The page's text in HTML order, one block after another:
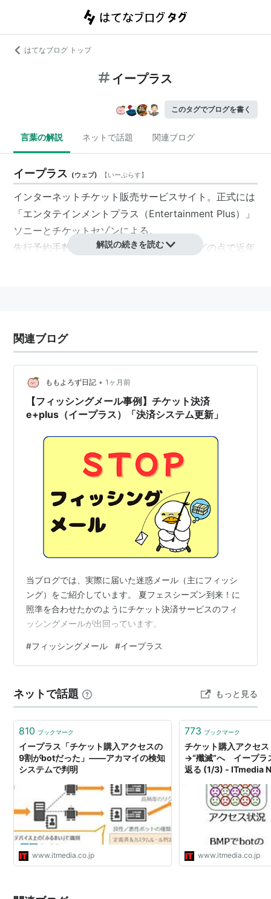
はてなブログ トップ
イープラス
このタグでブログを書く
言葉の解説 ネットで話題 関連ブログ
イープラス (ウェブ) 【いーぷらす】
インターネットチケット販売サービスサイト。正式には
「エンタテインメントプラス（Entertainment Plus）」
ソニーとチケットセゾンによる。
先行予約手数料無料・銀行振り込み対応などの点で近年
2005年2月、洋楽チケット情報専門ページ「ヨーガクプ
ラス」がオープンした。
余談だが、チケット券面のデザインはぴあより格段にイ
*1
配送扱いの場合のみ。コンビニ発券の場合は一般的な
解説の続きを読む
関連ブログ
ももよろず日記 • 1ヶ月前
【フィッシングメール事例】チケット決済
e+plus（イープラス）「決済システム更新」
当ブログでは、実際に届いた迷惑メール（主にフィッシ
ング）をご紹介しています。 夏フェスシーズン到来！に
照準を合わせたかのようにチケット決済サービスのフィ
ッシングメールが出回っています。
#フィッシングメール #イープラス
ネットで話題 もっと見る
810 ブックマーク
イープラス「チケット購入アクセスの
9割がbotだった」――アカマイの検知
システムで判明
www.itmedia.co.jp
773 ブックマーク
チケット購入アクセ
→“殲滅”へ イープラ
返る (1/3) - ITmedia
www.itmedia.co.jp